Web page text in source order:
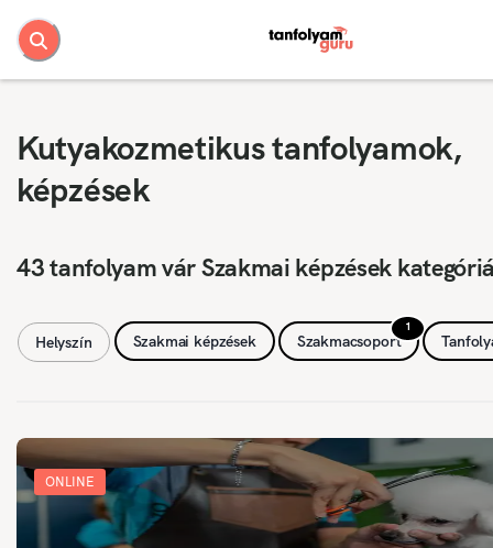
Kutyakozmetikus tanfolyamok,
képzések
43 tanfolyam vár Szakmai képzések
Helyszín Szakmai képzések
1
Szakmacsoport
ONLINE